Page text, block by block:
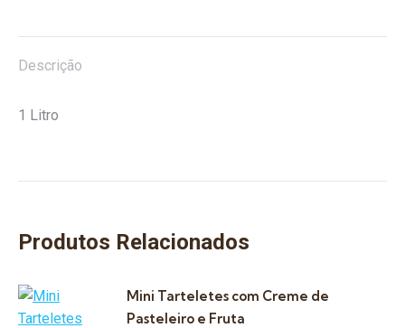
Descrição
1 Litro
Produtos Relacionados
Mini Tarteletes com Creme de
Pasteleiro e Fruta